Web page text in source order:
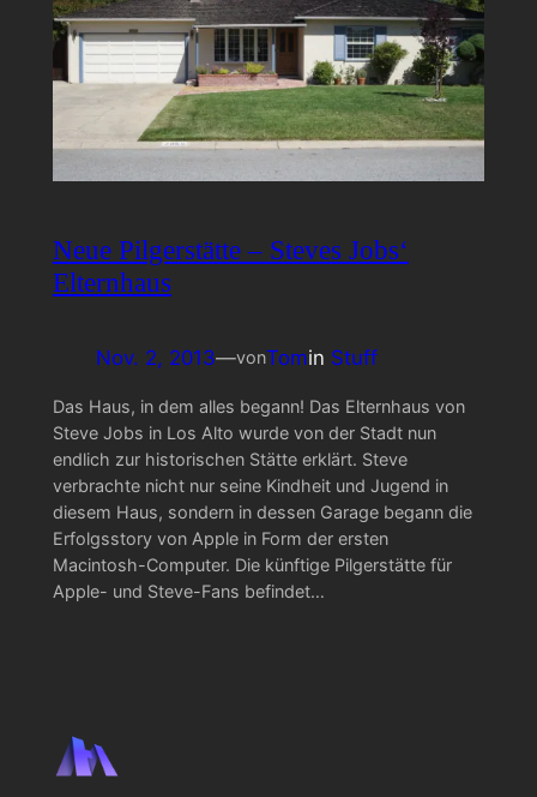
Neue Pilgerstätte – Steves Jobs‘
Elternhaus
Nov. 2, 2013—vonTomin Stuff
Das Haus, in dem alles begann! Das Elternhaus von
Steve Jobs in Los Alto wurde von der Stadt nun
endlich zur historischen Stätte erklärt. Steve
verbrachte nicht nur seine Kindheit und Jugend in
diesem Haus, sondern in dessen Garage begann die
Erfolgsstory von Apple in Form der ersten
Macintosh-Computer. Die künftige Pilgerstätte für
Apple- und Steve-Fans befindet…